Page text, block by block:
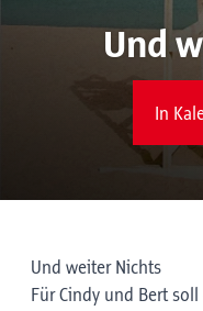
Und
In
Und weiter Nichts
Für Cindy und Bert